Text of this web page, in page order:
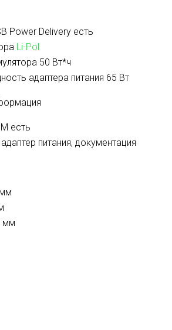
Power Delivery есть
Li-Pol
50 Вт*ч
адаптера питания 65 Вт
есть
адаптер питания, документация
мм